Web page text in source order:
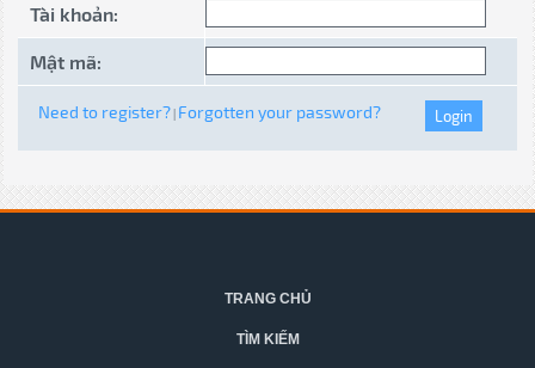
Tài khoản:
Mật mã:
Need to register? Forgotten your password?
TRANG CHỦ
TÌM KIẾM